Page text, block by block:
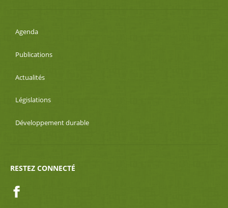
Agenda
Publications
Actualités
Législations
Développement durable
RESTEZ CONNECTÉ